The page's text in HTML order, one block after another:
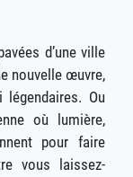
d’une ville
nouvelle œuvre,
Ou
où lumière,
pour faire
vous laissez-